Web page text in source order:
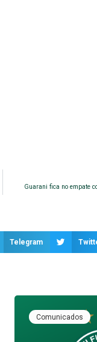
Guarani fica no empate
Telegram
Comunicados